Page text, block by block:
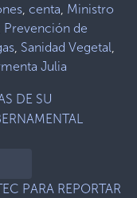
, centa, Ministro
Prevención de
, Sanidad Vegetal,
Julia
DE SU
PARA REPORTAR